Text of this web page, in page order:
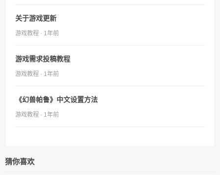
关于游戏更新
游戏教程 · 1年前
游戏需求投稿教程
游戏教程 · 1年前
《幻兽帕鲁》中文设置方法
游戏教程 · 1年前
猜你喜欢